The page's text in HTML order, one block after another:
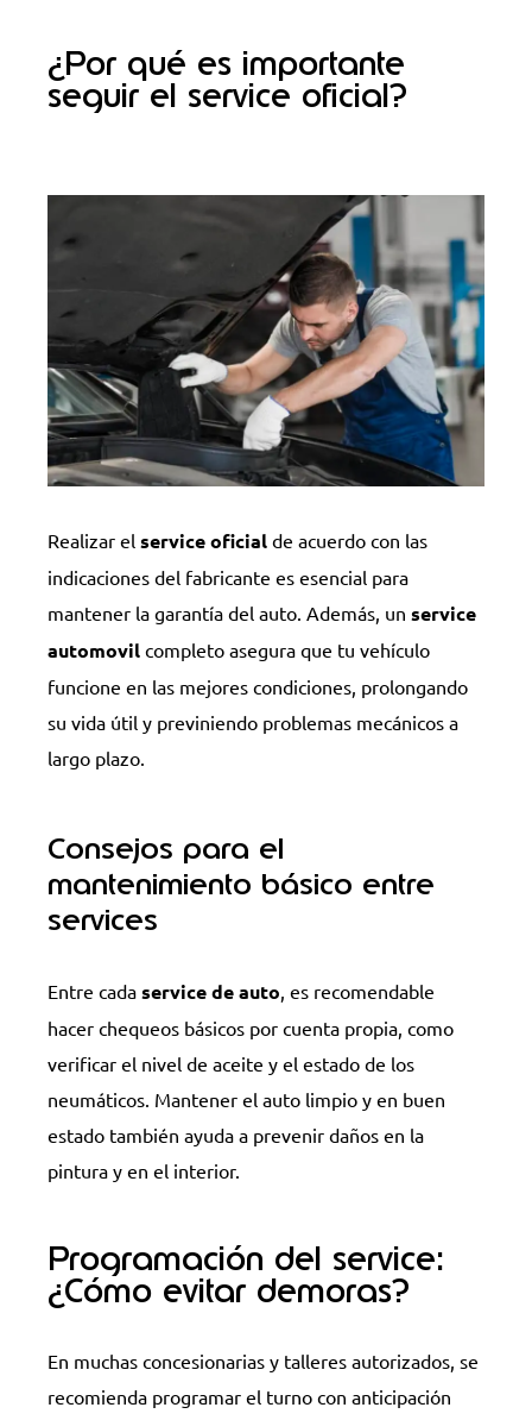
¿Por qué es importante
seguir el service oficial?
Realizar el service oficial de acuerdo con las
indicaciones del fabricante es esencial para
mantener la garantía del auto. Además, un service
automovil completo asegura que tu vehículo
funcione en las mejores condiciones, prolongando
su vida útil y previniendo problemas mecánicos a
largo plazo.
Consejos para el
mantenimiento básico entre
services
Entre cada service de auto, es recomendable
hacer chequeos básicos por cuenta propia, como
verificar el nivel de aceite y el estado de los
neumáticos. Mantener el auto limpio y en buen
estado también ayuda a prevenir daños en la
pintura y en el interior.
Programación del service:
¿Cómo evitar demoras?
En muchas concesionarias y talleres autorizados, se
recomienda programar el turno con anticipación